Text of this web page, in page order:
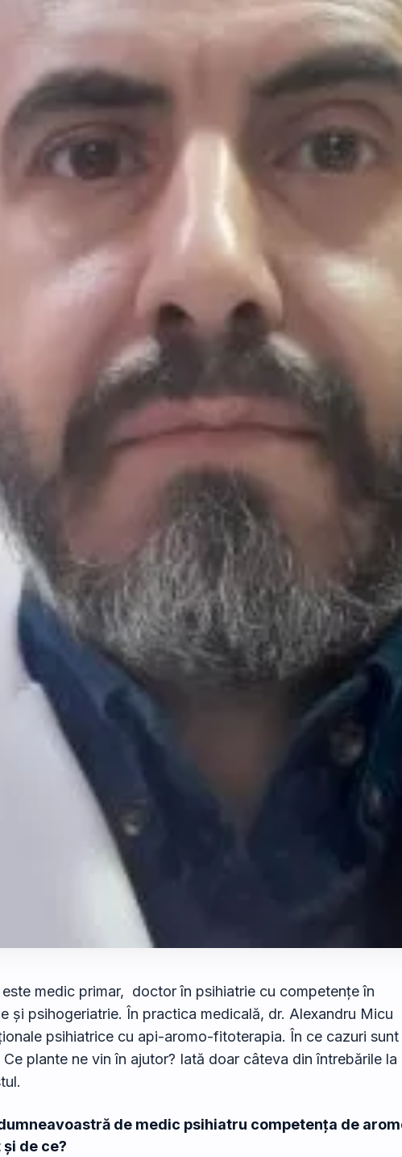
medic primar, doctor în psihiatrie cu competențe în
și psihogeriatrie. În practica medicală, dr. Alexandru Micu
psihiatrice cu api-aromo-fitoterapia. În ce cazuri sunt
plante ne vin în ajutor? Iată doar câteva din întrebările la
de medic psihiatru competența de
de ce?